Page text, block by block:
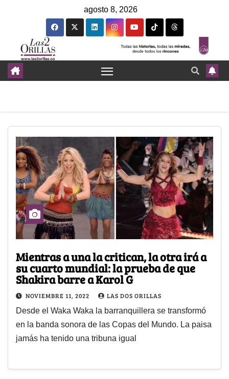
agosto 8, 2026
Mientras a una la critican, la otra irá a
su cuarto mundial: la prueba de que
Shakira barre a Karol G
NOVIEMBRE 11, 2022 LAS DOS ORILLAS
Desde el Waka Waka la barranquillera se transformó
en la banda sonora de las Copas del Mundo. La paisa
jamás ha tenido una tribuna igual